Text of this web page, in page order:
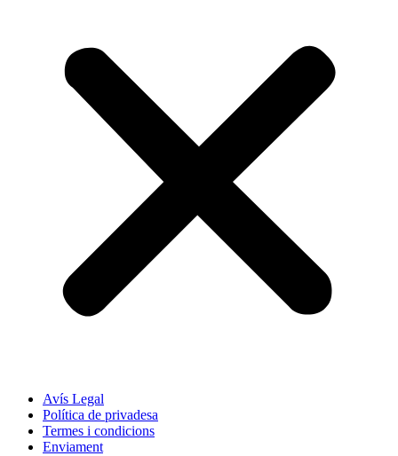
Avís Legal
Política de privadesa
Termes i condicions
Enviament